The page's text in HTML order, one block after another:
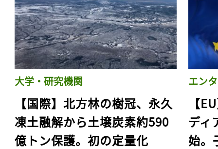
大学・研究機関
【国際】北方林の樹冠、永久
凍土融解から土壌炭素約590
億トン保護。初の定量化
エン
【
ディ
始。